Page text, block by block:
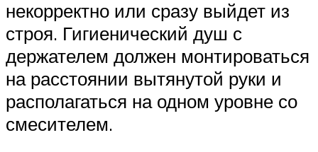
некорректно или сразу выйдет из
строя. Гигиенический душ с
держателем должен монтироваться
на расстоянии вытянутой руки и
располагаться на одном уровне со
смесителем.